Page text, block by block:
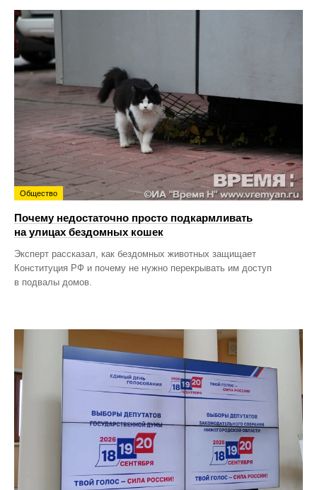
Общество
Почему недостаточно просто подкармливать
на улицах бездомных кошек
Эксперт рассказал, как бездомных животных защищает
Конституция РФ и почему не нужно перекрывать им доступ
в подвалы домов.